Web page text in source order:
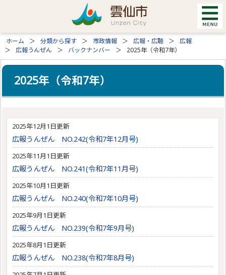
ホーム 分類から探す 市政情報 広報・広聴
広報
広報うんぜん
バックナンバー 2025年（令和7年）
2025年（令和7年）
2025年12月1日更新
広報うんぜん NO.242(令和7年12月号)
2025年11月1日更新
広報うんぜん NO.241(令和7年11月号)
2025年10月1日更新
広報うんぜん NO.240(令和7年10月号)
2025年9月1日更新
広報うんぜん NO.239(令和7年9月号)
2025年8月1日更新
広報うんぜん NO.238(令和7年8月号)